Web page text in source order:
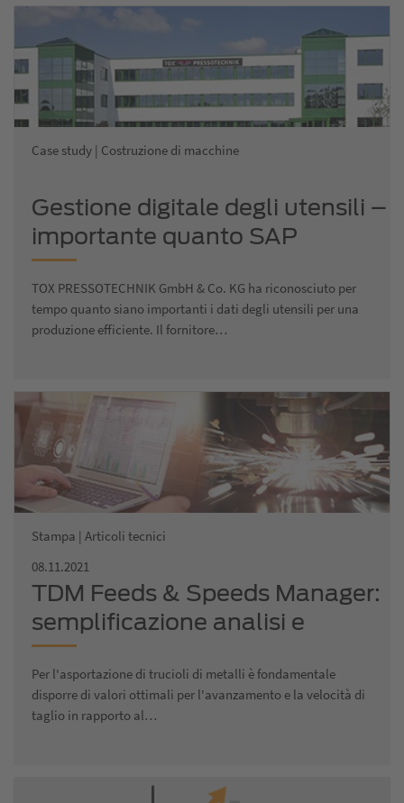
Case study | Costruzione di macchine
Gestione digitale degli utensili –
importante quanto SAP
TOX PRESSOTECHNIK GmbH & Co. KG ha riconosciuto per
tempo quanto siano importanti i dati degli utensili per una
produzione efficiente. Il fornitore…
Stampa | Articoli tecnici
08.11.2021
TDM Feeds & Speeds Manager:
semplificazione analisi e
confronto dei valori di taglio
Per l'asportazione di trucioli di metalli è fondamentale
disporre di valori ottimali per l'avanzamento e la velocità di
taglio in rapporto al…